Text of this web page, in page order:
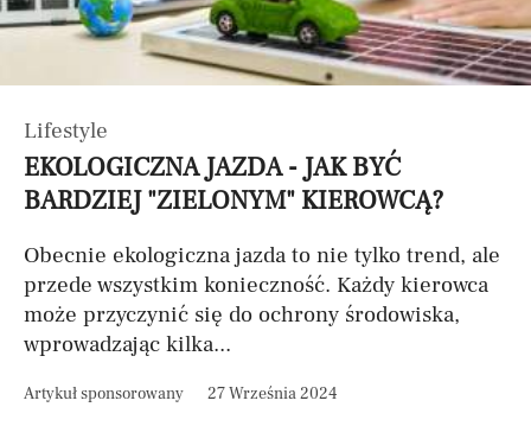
Lifestyle
EKOLOGICZNA JAZDA - JAK BYĆ
BARDZIEJ "ZIELONYM" KIEROWCĄ?
Obecnie ekologiczna jazda to nie tylko trend, ale
przede wszystkim konieczność. Każdy kierowca
może przyczynić się do ochrony środowiska,
wprowadzając kilka...
Artykuł sponsorowany 27 Września 2024